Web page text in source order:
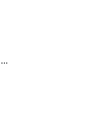
Unidad Estado Solido WD Green SN3000 NVMe 1TB